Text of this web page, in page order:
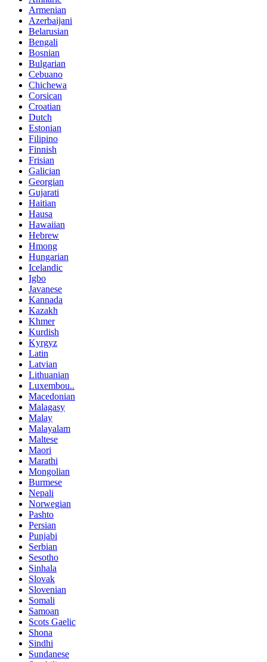
Armenian
Azerbaijani
Belarusian
Bengali
Bosnian
Bulgarian
Cebuano
Chichewa
Corsican
Croatian
Dutch
Estonian
Filipino
Finnish
Frisian
Galician
Georgian
Gujarati
Haitian
Hausa
Hawaiian
Hebrew
Hmong
Hungarian
Icelandic
Igbo
Javanese
Kannada
Kazakh
Khmer
Kurdish
Kyrgyz
Latin
Latvian
Lithuanian
Luxembou..
Macedonian
Malagasy
Malay
Malayalam
Maltese
Maori
Marathi
Mongolian
Burmese
Nepali
Norwegian
Pashto
Persian
Punjabi
Serbian
Sesotho
Sinhala
Slovak
Slovenian
Somali
Samoan
Scots Gaelic
Shona
Sindhi
Sundanese